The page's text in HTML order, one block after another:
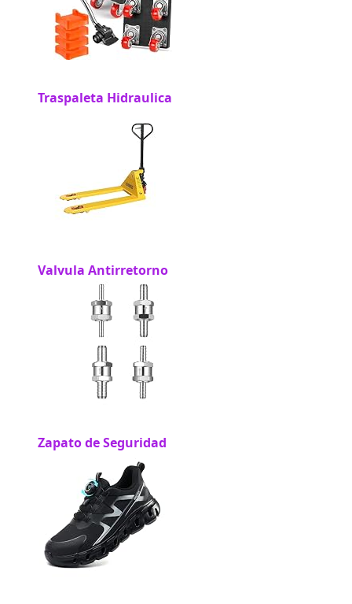
Traspaleta Hidraulica
Valvula Antirretorno
Zapato de Seguridad